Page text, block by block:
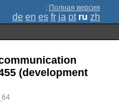
; Полная версия
de en es fr ja pt ru zh
(development